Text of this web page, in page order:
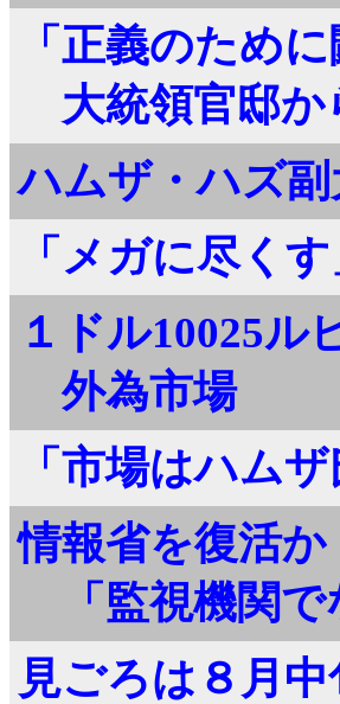
「正義のため
大統領官邸か
ハムザ・ハズ
「メガに尽く
１ドル10025
外為市場
「市場はハム
情報省を復活
「監視機関で
見ごろは８月